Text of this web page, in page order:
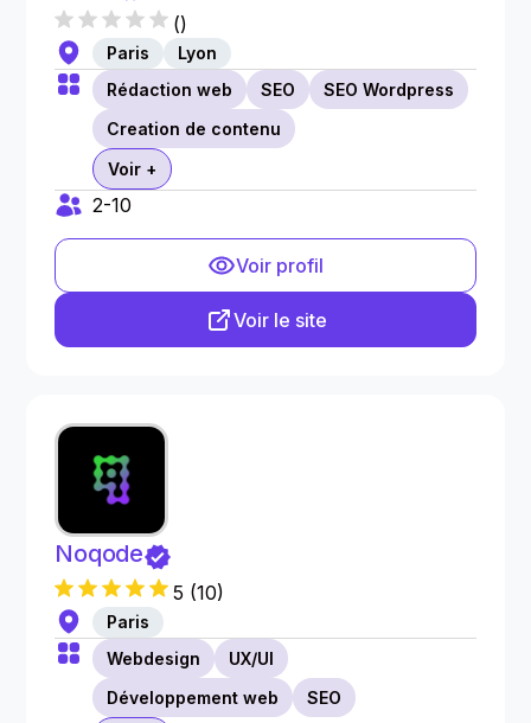
()
Paris
Lyon
Rédaction web
SEO
SEO Wordpress
Creation de contenu
Voir +
2-10
Voir profil
Voir le site
Noqode
5 (10)
Paris
Webdesign
UX/UI
Développement web
SEO